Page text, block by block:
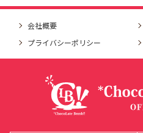
会社概要
プライバシーポリシー